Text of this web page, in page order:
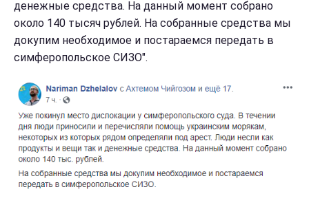
денежные средства. На данный момент собрано
около 140 тысяч рублей. На собранные средства мы
докупим необходимое и постараемся передать в
симферопольское СИЗО".